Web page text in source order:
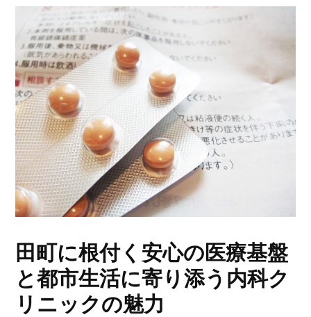
田町に根付く安心の医療基盤
と都市生活に寄り添う内科ク
リニックの魅力